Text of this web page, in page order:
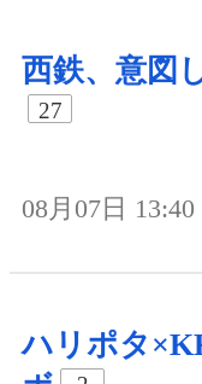
西鉄、意図
27
08月07日 13:40
ハリポタ